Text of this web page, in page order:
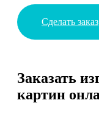
Сделать заказ
Заказать
картин